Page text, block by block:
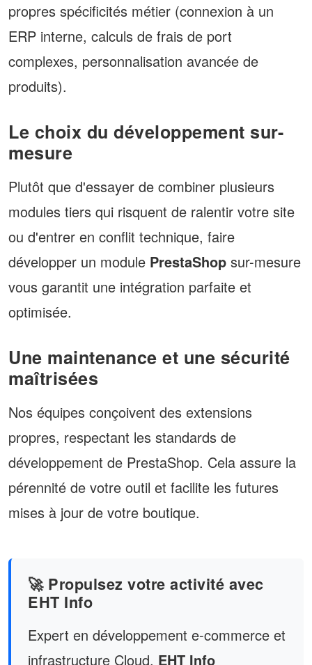
propres spécificités métier (connexion à un
ERP interne, calculs de frais de port
complexes, personnalisation avancée de
produits).
Le choix du développement sur-
mesure
Plutôt que d'essayer de combiner plusieurs
modules tiers qui risquent de ralentir votre site
ou d'entrer en conflit technique, faire
développer un module PrestaShop sur-mesure
vous garantit une intégration parfaite et
optimisée.
Une maintenance et une sécurité
maîtrisées
Nos équipes conçoivent des extensions
propres, respectant les standards de
développement de PrestaShop. Cela assure la
pérennité de votre outil et facilite les futures
mises à jour de votre boutique.
🚀 Propulsez votre activité avec
EHT Info
Expert en développement e-commerce et
infrastructure Cloud, EHT Info